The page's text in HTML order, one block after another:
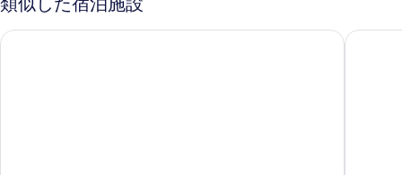
す
ー
バ
ッ
ル
ワイカナエ ビーチ モーテル エメラ